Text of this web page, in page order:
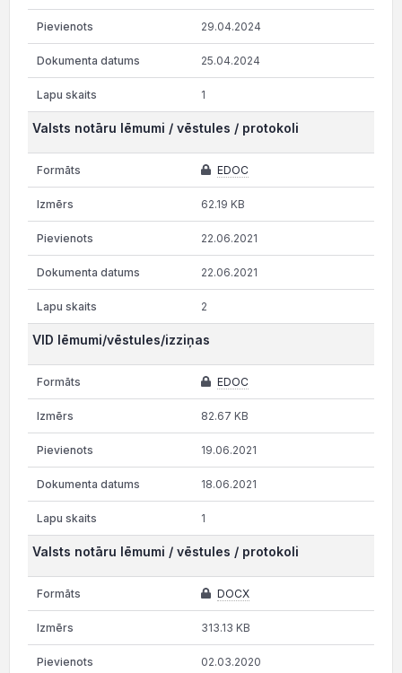
29.04.2024
25.04.2024
1
Valsts notāru lēmumi / vēstules / protokoli
EDOC
62.19 KB
22.06.2021
22.06.2021
2
VID lēmumi/vēstules/izziņas
EDOC
82.67 KB
19.06.2021
18.06.2021
1
Valsts notāru lēmumi / vēstules / protokoli
DOCX
313.13 KB
02.03.2020